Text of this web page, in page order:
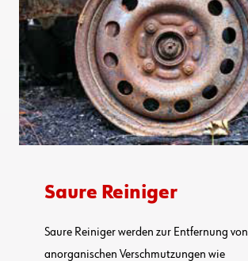
Saure Reiniger
Saure Reiniger werden zur Entfernung von
anorganischen Verschmutzungen wie